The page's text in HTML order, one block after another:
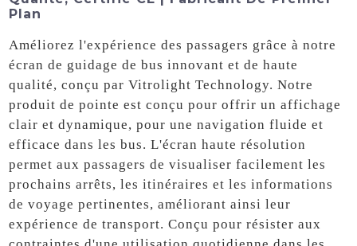
Plan
Améliorez l'expérience des passagers grâce à notre
écran de guidage de bus innovant et de haute
qualité, conçu par Vitrolight Technology. Notre
produit de pointe est conçu pour offrir un affichage
clair et dynamique, pour une navigation fluide et
efficace dans les bus. L'écran haute résolution
permet aux passagers de visualiser facilement les
prochains arrêts, les itinéraires et les informations
de voyage pertinentes, améliorant ainsi leur
expérience de transport. Conçu pour résister aux